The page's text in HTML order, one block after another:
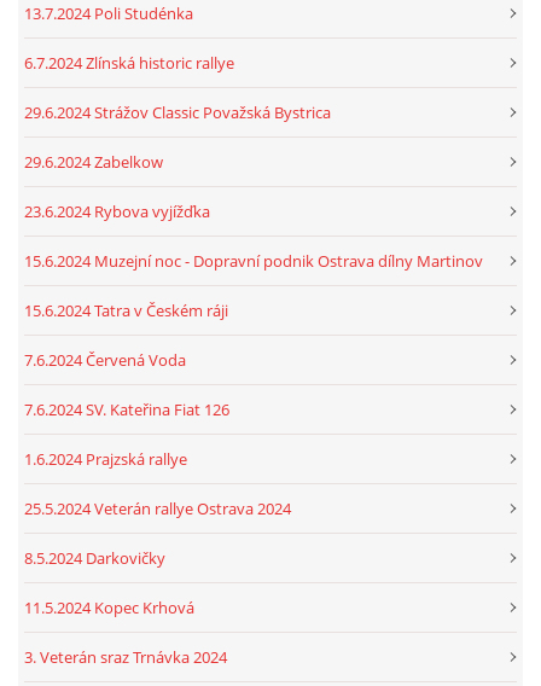
13.7.2024 Poli Studénka
6.7.2024 Zlínská historic rallye
29.6.2024 Strážov Classic Považská Bystrica
29.6.2024 Zabelkow
23.6.2024 Rybova vyjížďka
15.6.2024 Muzejní noc - Dopravní podnik Ostrava dílny Martinov
15.6.2024 Tatra v Českém ráji
7.6.2024 Červená Voda
7.6.2024 SV. Kateřina Fiat 126
1.6.2024 Prajzská rallye
25.5.2024 Veterán rallye Ostrava 2024
8.5.2024 Darkovičky
11.5.2024 Kopec Krhová
3. Veterán sraz Trnávka 2024